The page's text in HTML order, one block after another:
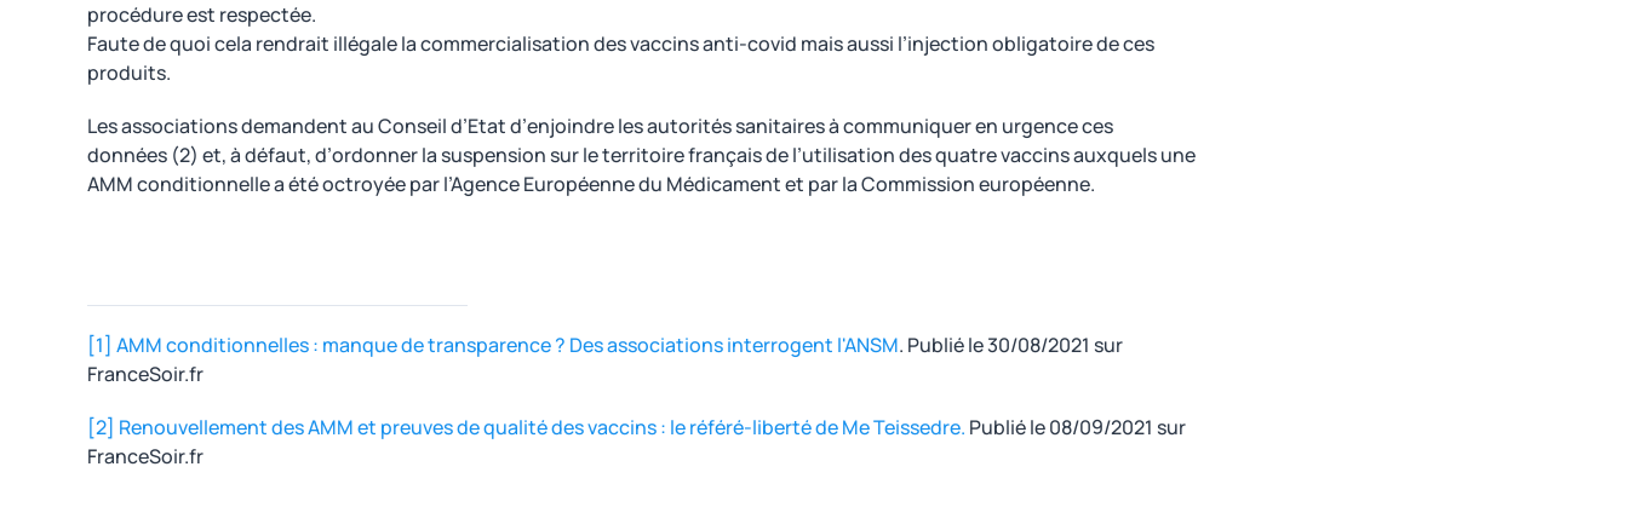
procédure est respectée.
Faute de quoi cela rendrait illégale la commercialisation des vaccins anti-covid mais aussi l’injection obligatoire de ces
produits.
Les associations demandent au Conseil d’Etat d’enjoindre les autorités sanitaires à communiquer en urgence ces
données (2) et, à défaut, d’ordonner la suspension sur le territoire français de l’utilisation des quatre vaccins auxquels une
AMM conditionnelle a été octroyée par l’Agence Européenne du Médicament et par la Commission européenne.
[1] AMM conditionnelles : manque de transparence ? Des associations interrogent l'ANSM. Publié le 30/08/2021 sur
FranceSoir.fr
[2] Renouvellement des AMM et preuves de qualité des vaccins : le référé-liberté de Me Teissedre. Publié le 08/09/2021 sur
FranceSoir.fr